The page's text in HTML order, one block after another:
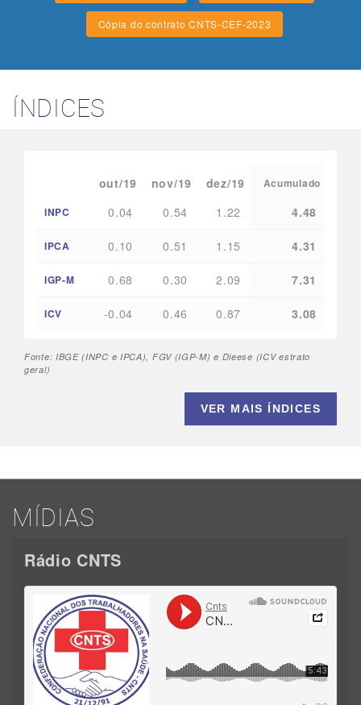
Cópia do contrato CNTS-CEF-2023
ÍNDICES
out/19 nov/19 dez/19
Acumulado
INPC
0.04 0.54 1.22 4.48
IPCA 0.10 0.51 1.15 4.31
IGP-M 0.68 0.30 2.09 7.31
ICV -0.04 0.46 0.87 3.08
Fonte: IBGE (INPC e IPCA), FGV (IGP-M) e Dieese (ICV estrato
geral)
VER MAIS ÍNDICES
MÍDIAS
Rádio CNTS